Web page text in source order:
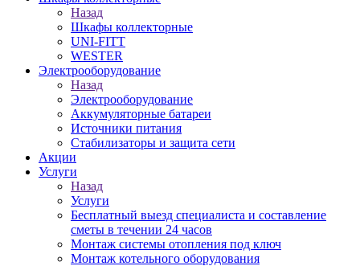
Назад
Шкафы коллекторные
UNI-FITT
WESTER
Электрооборудование
Назад
Электрооборудование
Аккумуляторные батареи
Источники питания
Стабилизаторы и защита сети
Акции
Услуги
Назад
Услуги
Бесплатный выезд специалиста и составление
сметы в течении 24 часов
Монтаж системы отопления под ключ
Монтаж котельного оборудования